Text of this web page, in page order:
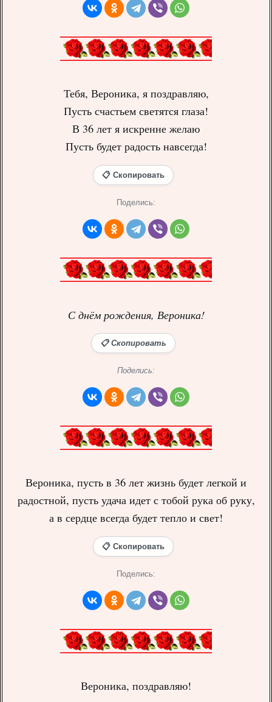
Тебя, Вероника, я поздравляю,
Пусть счастьем светятся глаза!
В 36 лет я искренне желаю
Пусть будет радость навсегда!
📋 Скопировать
Поделись:
С днём рождения, Вероника!
📋 Скопировать
Поделись:
Вероника, пусть в 36 лет жизнь будет легкой и
радостной, пусть удача идет с тобой рука об руку,
а в сердце всегда будет тепло и свет!
📋 Скопировать
Поделись:
Вероника, поздравляю!